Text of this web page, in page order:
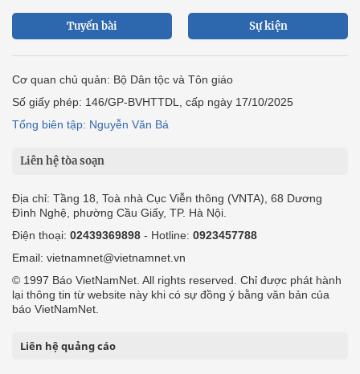
Tuyến bài Sự kiện
Cơ quan chủ quản: Bộ Dân tộc và Tôn giáo
Số giấy phép: 146/GP-BVHTTDL, cấp ngày 17/10/2025
Tổng biên tập: Nguyễn Văn Bá
Liên hệ tòa soạn
Địa chỉ: Tầng 18, Toà nhà Cục Viễn thông (VNTA), 68 Dương
Đình Nghệ, phường Cầu Giấy, TP. Hà Nội.
Điện thoại: 02439369898 - Hotline: 0923457788
Email: vietnamnet@vietnamnet.vn
© 1997 Báo VietNamNet. All rights reserved. Chỉ được phát hành
lại thông tin từ website này khi có sự đồng ý bằng văn bản của
báo VietNamNet.
Liên hệ quảng cáo